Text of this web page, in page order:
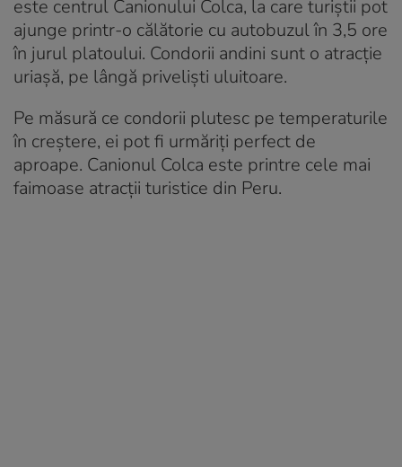
este centrul Canionului Colca, la care turiștii pot
ajunge printr-o călătorie cu autobuzul în 3,5 ore
în jurul platoului. Condorii andini sunt o atracție
uriașă, pe lângă priveliști uluitoare.
Pe măsură ce condorii plutesc pe temperaturile
în creștere, ei pot fi urmăriți perfect de
aproape. Canionul Colca este printre cele mai
faimoase atracții turistice din Peru.